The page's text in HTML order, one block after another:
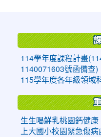
114學年度課程計畫
1140071603號函備查)
115學年度各年級領域
生生喝鮮乳桃園鈣健康
上大國小校園緊急傷